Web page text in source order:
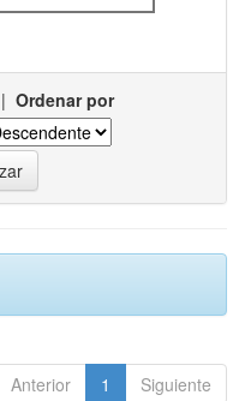
| Ordenar por
Anterior 1 Siguiente